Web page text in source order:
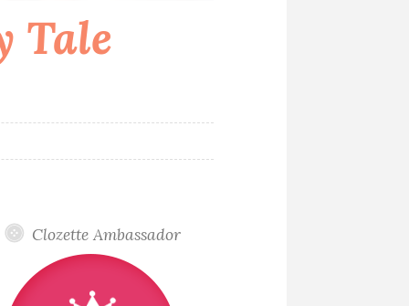
Tale
Clozette Ambassador